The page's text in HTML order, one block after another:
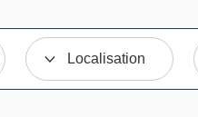
Localisation